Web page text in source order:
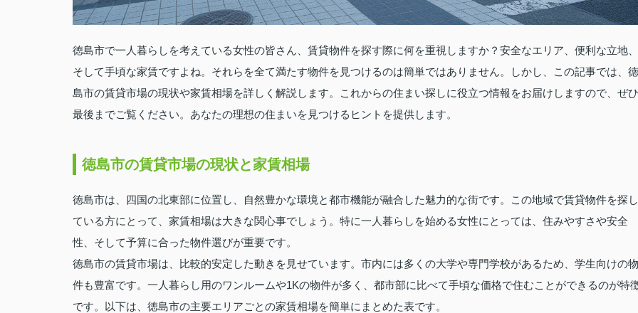
徳島市で一人暮らしを考えている女性の皆さん、賃貸物件を探す際に何を重視しますか？安全なエリア、便利な立地、
そして手頃な家賃ですよね。それらを全て満たす物件を見つけるのは簡単ではありません。しかし、この記事では、徳
島市の賃貸市場の現状や家賃相場を詳しく解説します。これからの住まい探しに役立つ情報をお届けしますので、ぜひ
最後までご覧ください。あなたの理想の住まいを見つけるヒントを提供します。
徳島市の賃貸市場の現状と家賃相場
徳島市は、四国の北東部に位置し、自然豊かな環境と都市機能が融合した魅力的な街です。この地域で賃貸物件を探し
ている方にとって、家賃相場は大きな関心事でしょう。特に一人暮らしを始める女性にとっては、住みやすさや安全
性、そして予算に合った物件選びが重要です。
徳島市の賃貸市場は、比較的安定した動きを見せています。市内には多くの大学や専門学校があるため、学生向けの物
件も豊富です。一人暮らし用のワンルームや1Kの物件が多く、都市部に比べて手頃な価格で住むことができるのが特
です。以下は、徳島市の主要エリアごとの家賃相場を簡単にまとめた表です。